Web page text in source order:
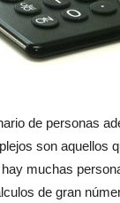
de personas
son aquellos
muchas
de gran